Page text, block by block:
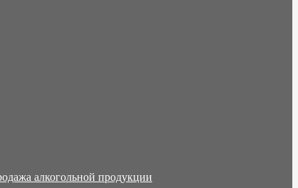
алкогольной продукции